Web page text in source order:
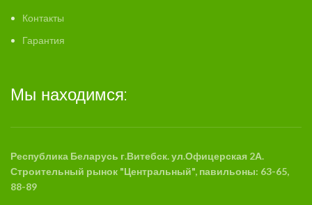
Контакты
Гарантия
Мы находимся:
Республика Беларусь г.Витебск. ул.Офицерская 2А.
Строительный рынок "Центральный", павильоны: 63-65,
88-89